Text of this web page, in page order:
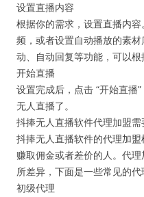
设置直播内容
根据你的需求，设置直播内
频，或者设置自动播放的素
动、自动回复等功能，可以根
开始直播
设置完成后，点击 “开始直播
无人直播了。
抖捧无人直播软件代理加盟需
抖捧无人直播软件的代理加
赚取佣金或者差价的人。代
所差异，下面是一些常见的代
初级代理